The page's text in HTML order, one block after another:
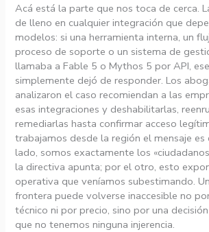
Acá está la parte que nos toca de cerca.
de lleno en cualquier integración que
modelos: si una herramienta interna, un
proceso de soporte o un sistema de
llamaba a Fable 5 o Mythos 5 por API,
simplemente dejó de responder. Los
analizaron el caso recomiendan a las
esas integraciones y deshabilitarlas,
remediarlas hasta confirmar acceso
trabajamos desde la región el mensaje es
lado, somos exactamente los
la directiva apunta; por el otro, esto
operativa que veníamos subestimando.
frontera puede volverse inaccesible no
técnico ni por precio, sino por una
que no tenemos ninguna injerencia.